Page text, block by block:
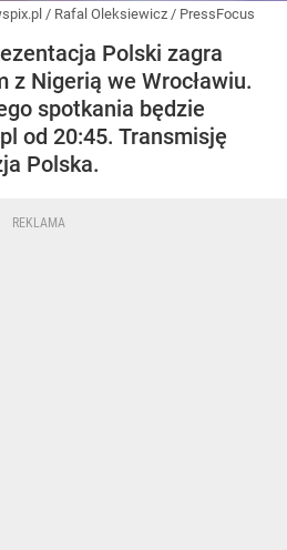
/ Rafal Oleksiewicz / PressFocus
Polski zagra
Nigerią we Wrocławiu.
spotkania będzie
od 20:45. Transmisję
Polska.